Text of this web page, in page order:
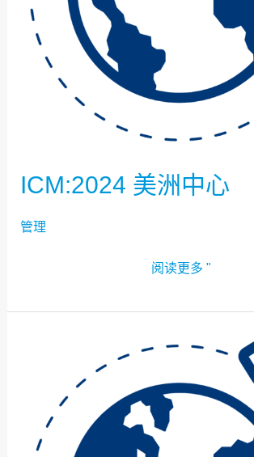
ICM:2024 美洲中心
管理
阅读更多 "
ICM:2024
朗
枢
纽